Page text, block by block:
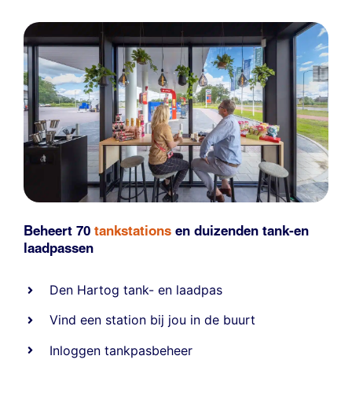
Beheert 70 tankstations en duizenden tank-en
laadpassen
Den Hartog tank- en laadpas
Vind een station bij jou in de buurt
Inloggen tankpasbeheer